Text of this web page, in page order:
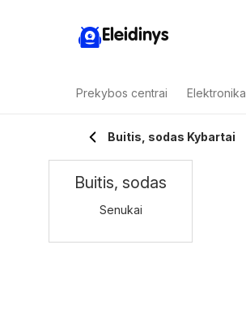
Eleidinys
Prekybos centrai Elektronika
Buitis, sodas Kybartai
Buitis, sodas
Senukai